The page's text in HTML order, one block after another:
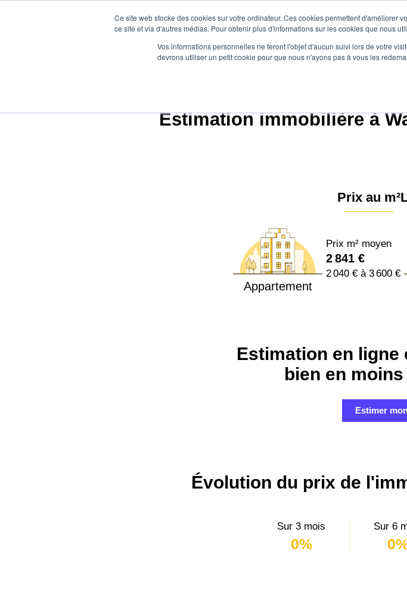
Ce site web stocke des cookies sur votre ordinateur. Ces cookies permettent
ce site et via d'autres médias. Pour obtenir plus d'informations sur les cookies que nous
Vos informations personnelles ne feront l'objet d'aucun suivi lors de votre
devrons utiliser un petit cookie pour que nous n'ayons pas à vous les
Prix
Estimation immobilière à
Prix au m²
Appartement
Prix m² moyen
2 841 €
2 040 € à 3 600 €
Estimation en ligne
bien en
Estimer
Évolution du prix de
Sur 3 mois
0%
Sur 6